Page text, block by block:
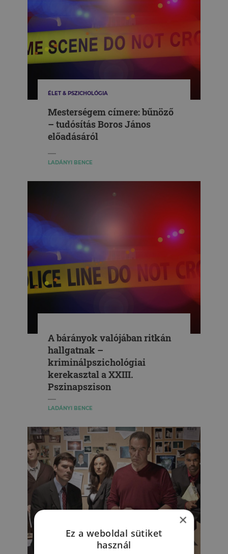
ÉLET & PSZICHOLÓGIA
Mesterségem címere: bűnöző
– tudósítás Boros János
előadásáról
LADÁNYI BENCE
A bárányok valójában ritkán
hallgatnak –
kriminálpszichológiai
kerekasztal a XXIII.
Pszinapszison
LADÁNYI BENCE
×
Ez a weboldal sütiket
használ